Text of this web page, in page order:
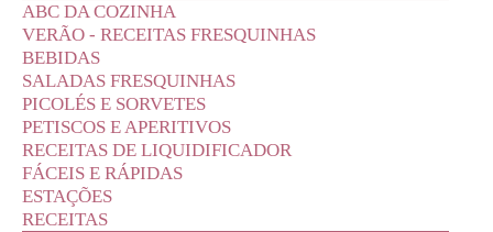
ABC DA COZINHA
VERÃO - RECEITAS FRESQUINHAS
BEBIDAS
SALADAS FRESQUINHAS
PICOLÉS E SORVETES
PETISCOS E APERITIVOS
RECEITAS DE LIQUIDIFICADOR
FÁCEIS E RÁPIDAS
ESTAÇÕES
RECEITAS